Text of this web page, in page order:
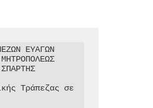
ΕΥΑΓΩΝ
Τράπεζας σε